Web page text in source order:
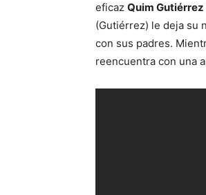
eficaz Quim Gutiérrez
(Gutiérrez) le deja su
con sus padres.
reencuentra con una